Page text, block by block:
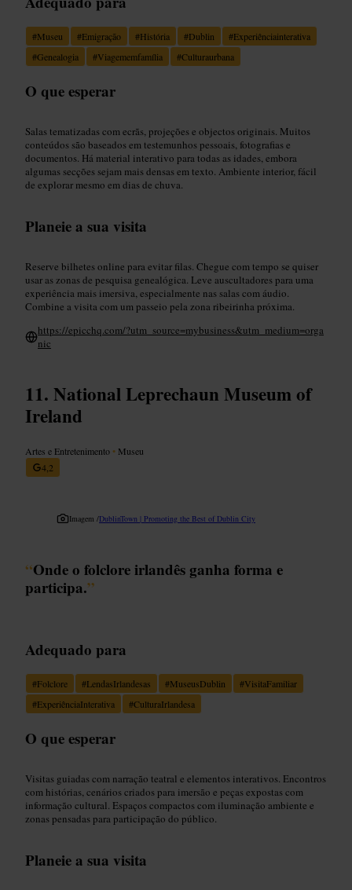
#Museu #Emigração #História #Dublin #Experiênciainterativa
#Genealogia #Viagememfamília #Culturaurbana
O que esperar
Salas tematizadas com ecrãs, projeções e objectos originais. Muitos
conteúdos são baseados em testemunhos pessoais, fotografias e
documentos. Há material interativo para todas as idades, embora
algumas secções sejam mais densas em texto. Ambiente interior, fácil
de explorar mesmo em dias de chuva.
Planeie a sua visita
Reserve bilhetes online para evitar filas. Chegue com tempo se quiser
usar as zonas de pesquisa genealógica. Leve auscultadores para uma
experiência mais imersiva, especialmente nas salas com áudio.
Combine a visita com um passeio pela zona ribeirinha próxima.
https://epicchq.com/?utm_source=mybusiness&utm_medium=orga
nic
National Leprechaun Museum of
Ireland
Artes e Entretenimento • Museu
4,2
Imagem /DublinTown | Promoting the Best of Dublin City
“Onde o folclore irlandês ganha forma e
participa.”
Adequado para
#Folclore #LendasIrlandesas #MuseusDublin #VisitaFamiliar
#ExperiênciaInterativa #CulturaIrlandesa
O que esperar
Visitas guiadas com narração teatral e elementos interativos. Encontros
com histórias, cenários criados para imersão e peças expostas com
informação cultural. Espaços compactos com iluminação ambiente e
zonas pensadas para participação do público.
Planeie a sua visita